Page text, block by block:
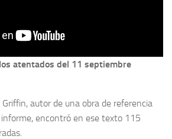
atentados del 11 septiembre
autor de una obra de referencia
encontró en ese texto 115